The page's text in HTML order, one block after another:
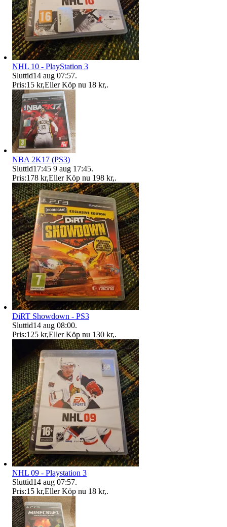
NHL 10 - PlayStation 3
Sluttid14 aug 07:57.
Pris:15 kr,Eller Köp nu 18 kr,.
NBA 2K17 (PS3)
Sluttid17:45 9 aug 17:45.
Pris:178 kr,Eller Köp nu 198 kr,.
DiRT Showdown - PS3
Sluttid14 aug 08:00.
Pris:125 kr,Eller Köp nu 130 kr,.
NHL 09 - Playstation 3
Sluttid14 aug 07:57.
Pris:15 kr,Eller Köp nu 18 kr,.